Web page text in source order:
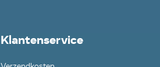
Klantenservice